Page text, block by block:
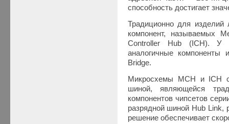
способность достигает
Традиционно для изделий
компонент, называемых
Controller Hub (ICH). У
аналогичные компоненты
Bridge.
Микросхемы MCH и ICH
шиной, являющейся
компонентов чипсетов
разрядной шиной Hub
решение обеспечивает